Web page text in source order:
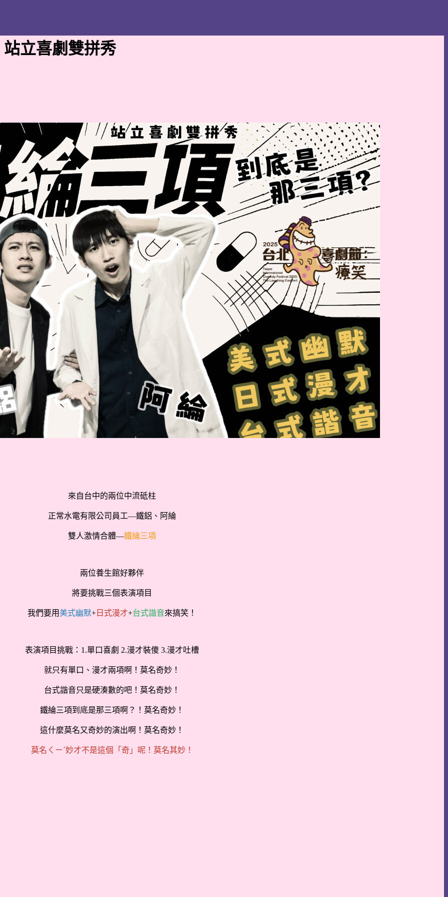
立喜劇雙拼秀
來自台中的兩位中流砥柱
正常水電有限公司員工—鐵鋁、阿綸
雙人激情合體—鐵綸三項
兩位養生館好夥伴
將要挑戰三個表演項目
我們要用 美式幽默+ 日式漫才+台式諧音來搞笑！
表演項目挑戰：1.單口喜劇 2.漫才裝傻 3.漫才吐槽
就只有單口、漫才兩項啊！莫名奇妙！
台式諧音只是硬湊數的吧！莫名奇妙！
鐵綸三項到底是那三項啊？！莫名奇妙！
這什麼莫名又奇妙的演出啊！莫名奇妙！
莫名ㄑㄧˊ妙才不是這個「奇」呢！莫名其妙！